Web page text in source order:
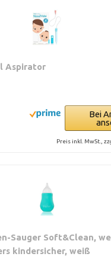
Aspirator
Bei
Preis inkl. MwSt.,
Sauger Soft&Clean,
kindersicher, weiß